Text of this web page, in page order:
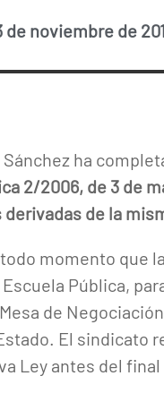
de noviembre de
ha
2/2006, de 3 de
de la
momento que
Pública,
de
El sindicato
Ley antes del